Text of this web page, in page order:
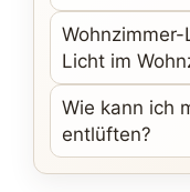
Licht im
Wie kann ich
entlüften?